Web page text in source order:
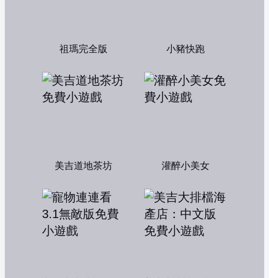
祖瑪完全版 小豬快跑
美吉道地茶坊 灌醉小美女